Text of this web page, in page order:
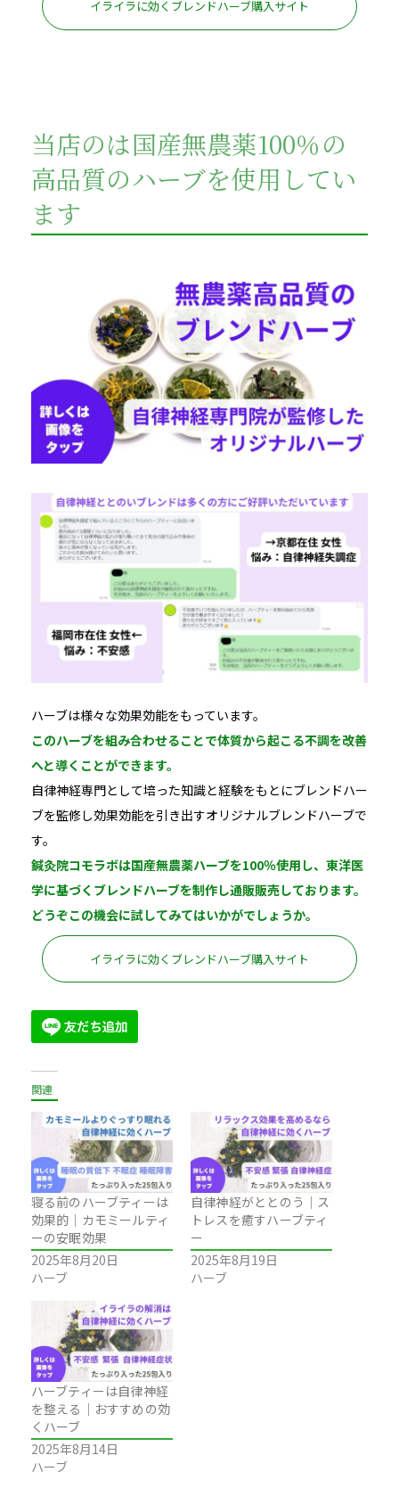
イライラに効くブレンドハーブ購入サイト
当店のは国産無農薬100％の
高品質のハーブを使用してい
ます
ハーブは様々な効果効能をもっています。
このハーブを組み合わせることで体質から起こる不調を改善
へと導くことができます。
自律神経専門として培った知識と経験をもとにブレンドハー
ブを監修し効果効能を引き出すオリジナルブレンドハーブで
す。
鍼灸院コモラボは国産無農薬ハーブを100％使用し、東洋医
学に基づくブレンドハーブを制作し通販販売しております。
どうぞこの機会に試してみてはいかがでしょうか。
イライラに効くブレンドハーブ購入サイト
関連
寝る前のハーブティーは
効果的｜カモミールティ
ーの安眠効果
2025年8月20日
ハーブ
自律神経がととのう｜ス
トレスを癒すハーブティ
ー
2025年8月19日
ハーブ
ハーブティーは自律神経
を整える｜おすすめの効
くハーブ
2025年8月14日
ハーブ